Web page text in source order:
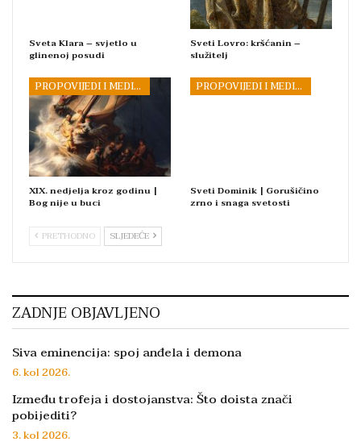
Sveta Klara – svjetlo u
glinenoj posudi
Sveti Lovro: kršćanin –
služitelj
PROPOVIJEDI I MEDITACIJE
XIX. nedjelja kroz godinu |
Bog nije u buci
PROPOVIJEDI I MEDITACIJE
Sveti Dominik | Gorušičino
zrno i snaga svetosti
PRETHODNO SLJEDEĆE
ZADNJE OBJAVLJENO
Siva eminencija: spoj anđela i demona
6. kol 2026.
Između trofeja i dostojanstva: Što doista znači
pobijediti?
3. kol 2026.